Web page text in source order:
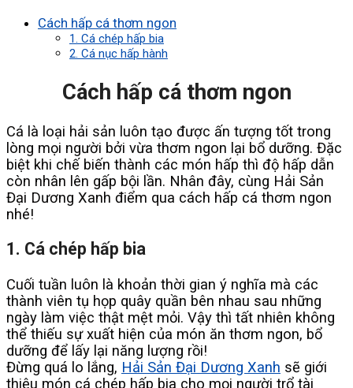
Cách hấp cá thơm ngon
1. Cá chép hấp bia
2. Cá nục hấp hành
Cách hấp cá thơm ngon
Cá là loại hải sản luôn tạo được ấn tượng tốt trong
lòng mọi người bởi vừa thơm ngon lại bổ dưỡng. Đặc
biệt khi chế biến thành các món hấp thì độ hấp dẫn
còn nhân lên gấp bội lần. Nhân đây, cùng Hải Sản
Đại Dương Xanh điểm qua cách hấp cá thơm ngon
nhé!
1. Cá chép hấp bia
Cuối tuần luôn là khoản thời gian ý nghĩa mà các
thành viên tụ họp quây quần bên nhau sau những
ngày làm việc thật mệt mỏi. Vậy thì tất nhiên không
thể thiếu sự xuất hiện của món ăn thơm ngon, bổ
dưỡng để lấy lại năng lượng rồi!
Đừng quá lo lắng, Hải Sản Đại Dương Xanh sẽ giới
thiệu món cá chép hấp bia cho mọi người trổ tài